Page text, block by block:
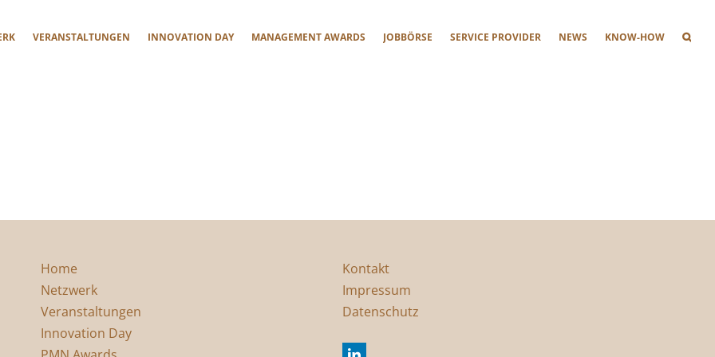
VERANSTALTUNGEN INNOVATION DAY MANAGEMENT AWARDS JOBBÖRSE SERVICE PROVIDER NEWS KNOW-HOW
Home
Netzwerk
Veranstaltungen
Innovation Day
Kontakt
Impressum
Datenschutz